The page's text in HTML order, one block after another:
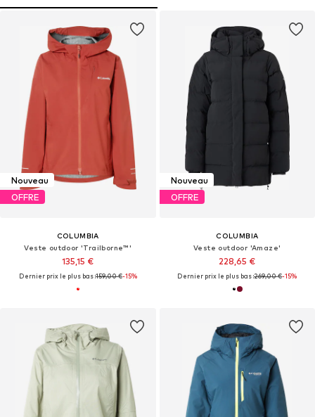
Nouveau
OFFRE
COLUMBIA
Veste outdoor 'Trailborne™'
135,15 €
Dernier prix le plus bas :159,00 €-15%
Nouveau
OFFRE
COLUMBIA
Veste outdoor 'Amaze'
228,65 €
Dernier prix le plus bas :269,00 €-15%